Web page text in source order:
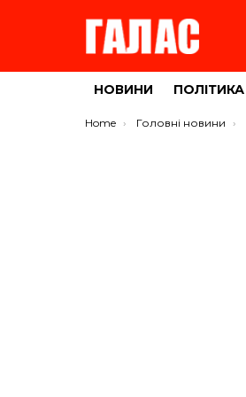
НОВИНИ ПОЛІТИКА
You are here:
Home Головні новини